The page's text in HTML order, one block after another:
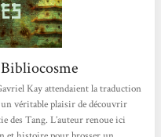
Bibliocosme
Kay attendaient la traduction
un véritable plaisir de découvrir
des Tang. L’auteur renoue ici